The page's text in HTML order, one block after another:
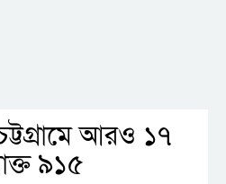
আরও ১৭
৯১৫